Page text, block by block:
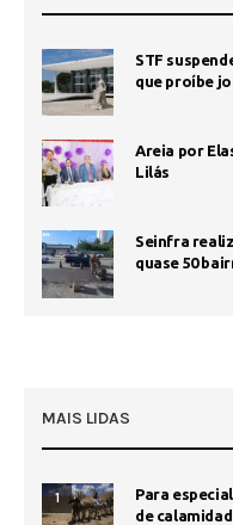
STF
que proíbe
Areia por
Lilás
Seinfra
quase 50
MAIS LIDAS
1
Para
de